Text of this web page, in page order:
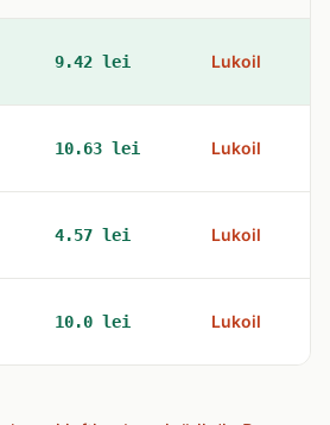
9.42 lei Lukoil
10.63 lei Lukoil
4.57 lei Lukoil
10.0 lei Lukoil